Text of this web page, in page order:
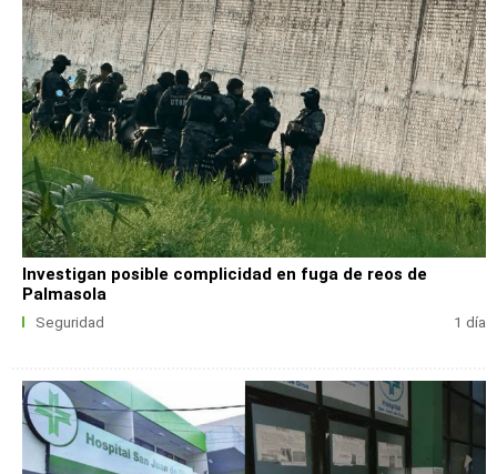
Investigan posible complicidad en fuga de reos de
Palmasola
Seguridad 1 día